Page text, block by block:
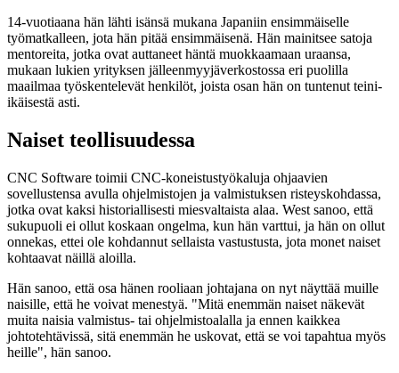
14-vuotiaana hän lähti isänsä mukana Japaniin ensimmäiselle
työmatkalleen, jota hän pitää ensimmäisenä. Hän mainitsee satoja
mentoreita, jotka ovat auttaneet häntä muokkaamaan uraansa,
mukaan lukien yrityksen jälleenmyyjäverkostossa eri puolilla
maailmaa työskentelevät henkilöt, joista osan hän on tuntenut teini-
ikäisestä asti.
Naiset teollisuudessa
CNC Software toimii CNC-koneistustyökaluja ohjaavien
sovellustensa avulla ohjelmistojen ja valmistuksen risteyskohdassa,
jotka ovat kaksi historiallisesti miesvaltaista alaa. West sanoo, että
sukupuoli ei ollut koskaan ongelma, kun hän varttui, ja hän on ollut
onnekas, ettei ole kohdannut sellaista vastustusta, jota monet naiset
kohtaavat näillä aloilla.
Hän sanoo, että osa hänen rooliaan johtajana on nyt näyttää muille
naisille, että he voivat menestyä. "Mitä enemmän naiset näkevät
muita naisia valmistus- tai ohjelmistoalalla ja ennen kaikkea
johtotehtävissä, sitä enemmän he uskovat, että se voi tapahtua myös
heille", hän sanoo.